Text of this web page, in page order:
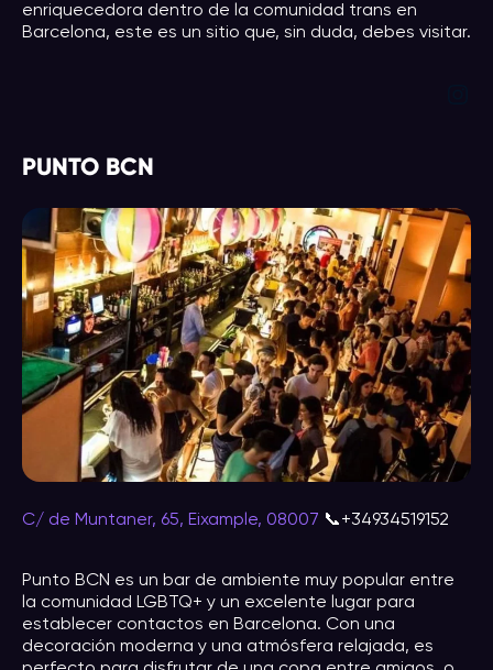
enriquecedora dentro de la comunidad trans en
Barcelona, este es un sitio que, sin duda, debes visitar.
PUNTO BCN
C/ de Muntaner, 65, Eixample, 08007 📞+34934519152
Punto BCN es un bar de ambiente muy popular entre
la comunidad LGBTQ+ y un excelente lugar para
establecer contactos en Barcelona. Con una
decoración moderna y una atmósfera relajada, es